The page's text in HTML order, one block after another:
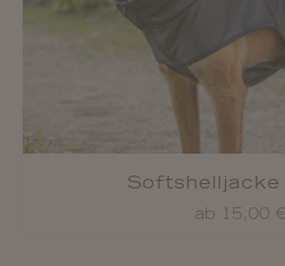
Softshelljacke
ab 15,00